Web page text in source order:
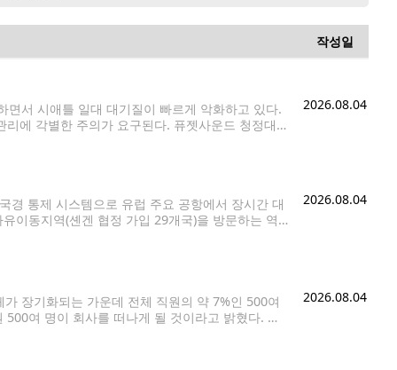
작성일
서 시애틀 일대 대기질이 빠르게 악화하고 있다.
에 각별한 주의가 요구된다. 퓨젯사운드 청정대
2026.08.04
통제 시스템으로 유럽 주요 공항에서 장시간 대
이동지역(셴겐 협정 가입 29개국)을 방문하는 역
2026.08.04
장기화되는 가운데 전체 직원의 약 7%인 500여
여 명이 회사를 떠나게 될 것이라고 밝혔다. 회
2026.08.04